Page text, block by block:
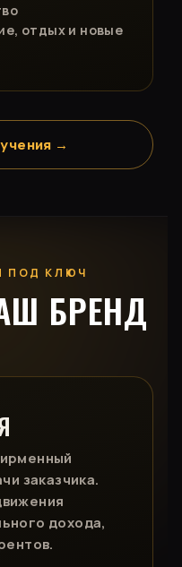
отдых и новые
→
ПОД КЛЮЧ
БРЕНД
заказчика.
дохода,